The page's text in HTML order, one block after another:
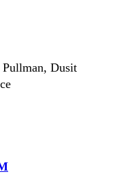
Dusit